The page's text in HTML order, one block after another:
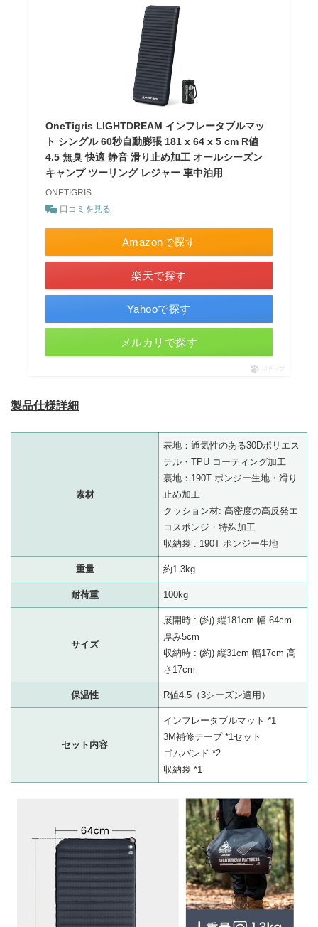
OneTigris LIGHTDREAM インフレータブルマッ
ト シングル 60秒自動膨張 181 x 64 x 5 cm R値
4.5 無臭 快適 静音 滑り止め加工 オールシーズン
キャンプ ツーリング レジャー 車中泊用
ONETIGRIS
口コミを見る
Amazonで探す
楽天で探す
Yahooで探す
メルカリで探す
ポチップ
製品仕様詳細
素材
表地：通気性のある30Dポリエス
テル・TPU コーティング加工
裏地：190T ポンジー生地・滑り
止め加工
クッション材: 高密度の高反発エ
コスポンジ・特殊加工
収納袋 : 190T ポンジー生地
重量 約1.3kg
耐荷重 100kg
サイズ
展開時 : (約) 縦181cm 幅 64cm
厚み5cm
収納時 : (約) 縦31cm 幅17cm 高
さ17cm
保温性 R値4.5（3シーズン適用）
セット内容
インフレータブルマット *1
3M補修テープ *1セット
ゴムバンド *2
収納袋 *1